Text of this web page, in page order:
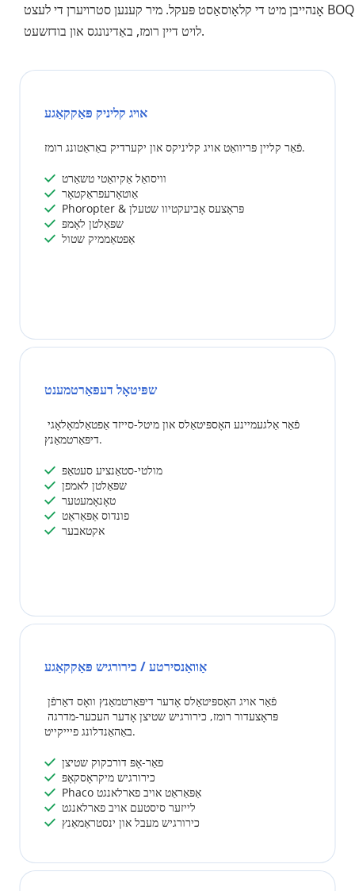
אָנהייבן מיט די קלאָוסאַסט פּעקל. מיר קענען סטרויערן די לעצט BOQ
לויט דיין רומז, באַדינונגס און בודזשעט.
אויג קליניק פּאַקקאַגע
פֿאַר קליין פּריוואַט אויג קליניקס און יקערדיק באַראַטונג רומז.
 וויסואַל אַקיואַטי טשאַרט
 אַוטאָרעפראַקטאָר
 Phoropter & פּראָצעס אָביעקטיוו שטעלן
 שפּאַלטן לאָמפּ
 אַפטאַממיק שטול
שפּיטאָל דעפּאַרטמענט
דיפּאַרטמאַנץ.
 מולטי-סטאַנציע סעטאַפּ
 שפּאַלטן לאמפן
 טאָנאָמעטער
 פונדוס אַפּאַראַט
 אקטאבער
אַוואַנסירטע / כירורגיש פּאַקקאַגע
באַהאַנדלונג פיייקייט.
 פאַר-אָפּ דורכקוק שטיצן
 כירורגיש מיקראָסקאָפּ
 Phaco אַפּאַראַט אויב פארלאנגט
 לייזער סיסטעם אויב פארלאנגט
 כירורגיש מעבל און ינסטראַמאַנץ